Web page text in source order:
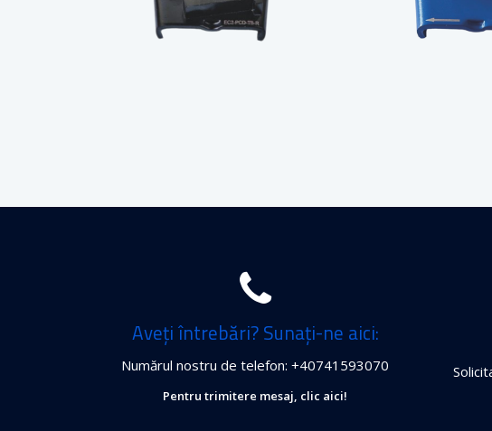
Aveți întrebări? Sunați-ne aici:
Numărul nostru de telefon: +40741593070
Pentru trimitere mesaj, clic aici!